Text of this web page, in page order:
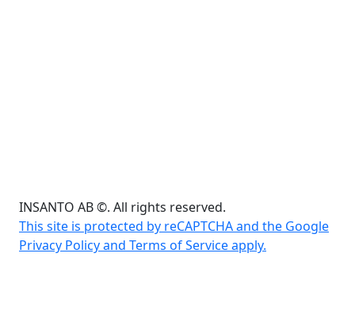
INSANTO AB ©. All rights reserved.
This site is protected by reCAPTCHA and the Google
Privacy Policy and Terms of Service apply.